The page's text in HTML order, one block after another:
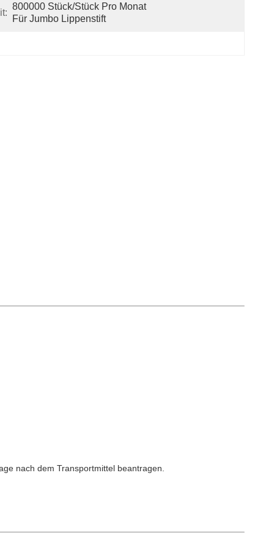
800000 Stück/Stück Pro Monat
Für Jumbo Lippenstift
nach dem Transportmittel beantragen.